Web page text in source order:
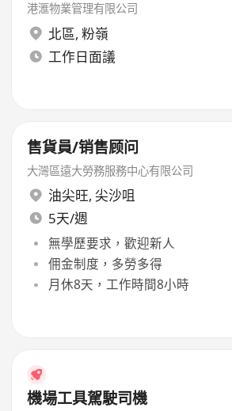
港滙物業管理有限公司
北區, 粉嶺
工作日面議
售貨員/销售顾问
大灣區遠大勞務服務中心有限公司
油尖旺, 尖沙咀
5天/週
無學歷要求，歡迎新人
佣金制度，多勞多得
月休8天，工作時間8小時
機場工具駕駛司機